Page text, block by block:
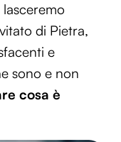
di Pietra,
e
sono e non
cosa è